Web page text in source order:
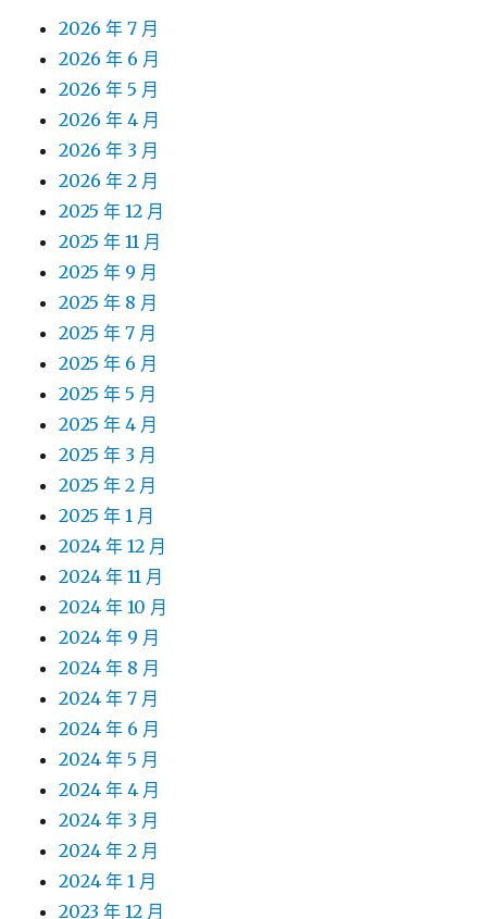
2026 年 7 月
2026 年 6 月
2026 年 5 月
2026 年 4 月
2026 年 3 月
2026 年 2 月
2025 年 12 月
2025 年 11 月
2025 年 9 月
2025 年 8 月
2025 年 7 月
2025 年 6 月
2025 年 5 月
2025 年 4 月
2025 年 3 月
2025 年 2 月
2025 年 1 月
2024 年 12 月
2024 年 11 月
2024 年 10 月
2024 年 9 月
2024 年 8 月
2024 年 7 月
2024 年 6 月
2024 年 5 月
2024 年 4 月
2024 年 3 月
2024 年 2 月
2024 年 1 月
2023 年 12 月